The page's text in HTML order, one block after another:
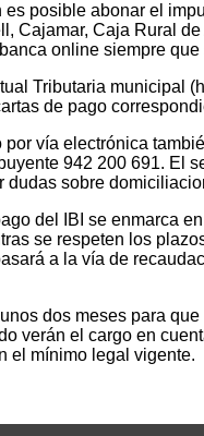
posible abonar el
Cajamar, Caja Rural
online siempre
Tributaria municipal
de pago
vía electrónica
942 200 691. El
sobre
del IBI se enmarca
se respeten los
a la vía de
dos meses para
verán el cargo en
el mínimo legal vigente.